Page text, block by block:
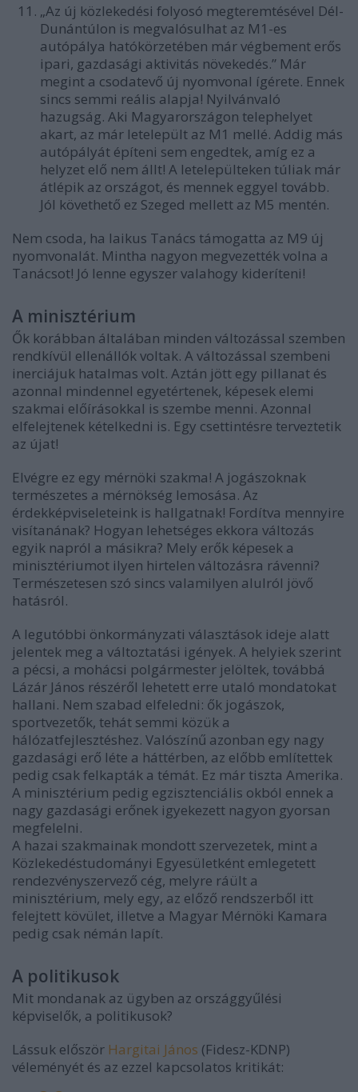
„Az új közlekedési folyosó megteremtésével Dél-
Dunántúlon is megvalósulhat az M1-es
autópálya hatókörzetében már végbement erős
ipari, gazdasági aktivitás növekedés.” Már
megint a csodatevő új nyomvonal ígérete. Ennek
sincs semmi reális alapja! Nyilvánvaló
hazugság. Aki Magyarországon telephelyet
akart, az már letelepült az M1 mellé. Addig más
autópályát építeni sem engedtek, amíg ez a
helyzet elő nem állt! A letelepülteken túliak már
átlépik az országot, és mennek eggyel tovább.
Jól követhető ez Szeged mellett az M5 mentén.
Nem csoda, ha laikus Tanács támogatta az M9 új
nyomvonalát. Mintha nagyon megvezették volna a
Tanácsot! Jó lenne egyszer valahogy kideríteni!
A minisztérium
Ők korábban általában minden változással szemben
rendkívül ellenállók voltak. A változással szembeni
inerciájuk hatalmas volt. Aztán jött egy pillanat és
azonnal mindennel egyetértenek, képesek elemi
szakmai előírásokkal is szembe menni. Azonnal
elfelejtenek kételkedni is. Egy csettintésre terveztetik
az újat!
Elvégre ez egy mérnöki szakma! A jogászoknak
természetes a mérnökség lemosása. Az
érdekképviseleteink is hallgatnak! Fordítva mennyire
visítanának? Hogyan lehetséges ekkora változás
egyik napról a másikra? Mely erők képesek a
minisztériumot ilyen hirtelen változásra rávenni?
Természetesen szó sincs valamilyen alulról jövő
hatásról.
A legutóbbi önkormányzati választások ideje alatt
jelentek meg a változtatási igények. A helyiek szerint
a pécsi, a mohácsi polgármester jelöltek, továbbá
Lázár János részéről lehetett erre utaló mondatokat
hallani. Nem szabad elfeledni: ők jogászok,
sportvezetők, tehát semmi közük a
hálózatfejlesztéshez. Valószínű azonban egy nagy
gazdasági erő léte a háttérben, az előbb említettek
pedig csak felkapták a témát. Ez már tiszta Amerika.
A minisztérium pedig egzisztenciális okból ennek a
nagy gazdasági erőnek igyekezett nagyon gyorsan
megfelelni.
A hazai szakmainak mondott szervezetek, mint a
Közlekedéstudományi Egyesületként emlegetett
rendezvényszervező cég, melyre ráült a
minisztérium, mely egy, az előző rendszerből itt
felejtett kövület, illetve a Magyar Mérnöki Kamara
pedig csak némán lapít.
A politikusok
Mit mondanak az ügyben az országgyűlési
képviselők, a politikusok?
Lássuk először Hargitai János (Fidesz-KDNP)
véleményét és az ezzel kapcsolatos kritikát: